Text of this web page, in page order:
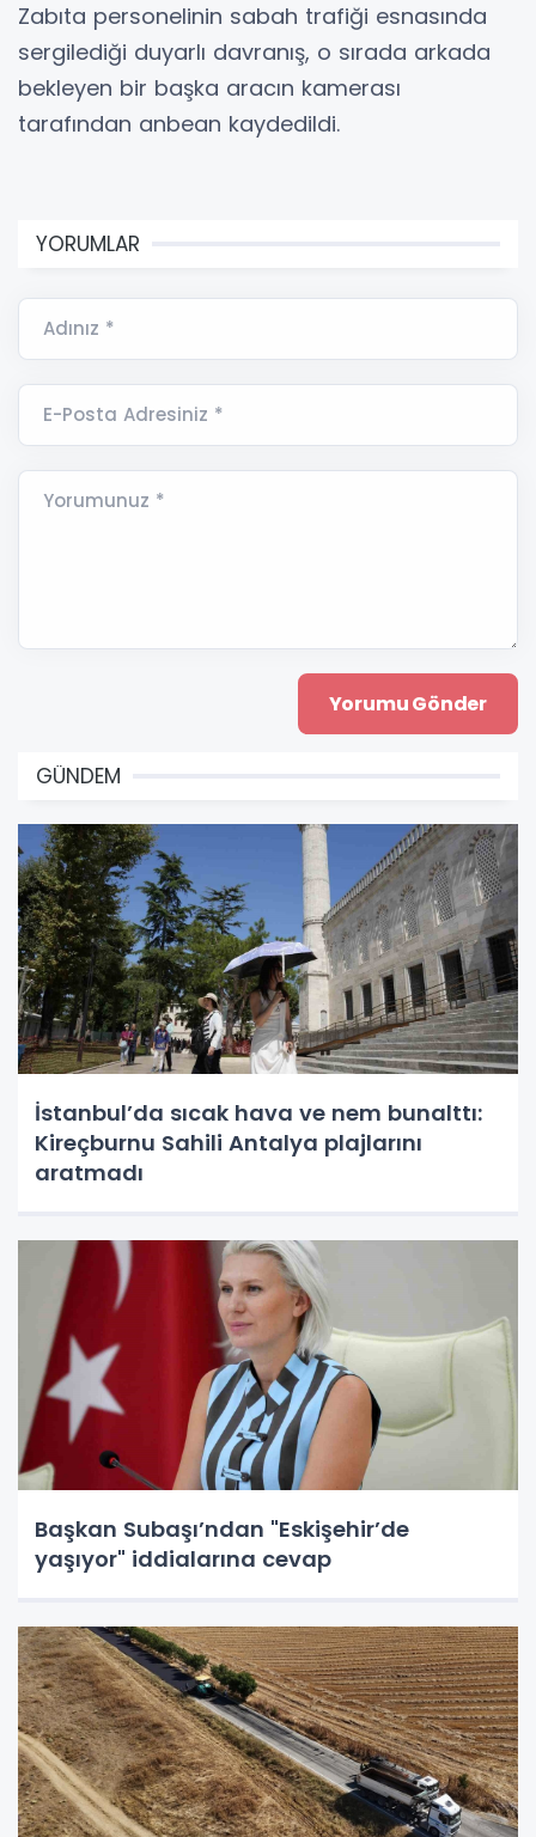
Zabıta personelinin sabah trafiği esnasında
sergilediği duyarlı davranış, o sırada arkada
bekleyen bir başka aracın kamerası
tarafından anbean kaydedildi.
YORUMLAR
Adınız *
E-Posta Adresiniz *
Yorumunuz *
GÜNDEM
İstanbul’da sıcak hava ve nem bunalttı:
Kireçburnu Sahili Antalya plajlarını
aratmadı
Başkan Subaşı’ndan "Eskişehir’de
yaşıyor" iddialarına cevap